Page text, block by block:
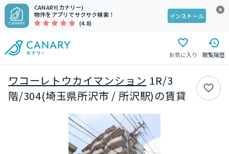
CANARY(カナリー)
物件をアプリでサクサク検索！
(4.8)
インストール
お気に入り 閲覧履歴
ワコーレトウカイマンション 1R/3
階/304(埼玉県所沢市 / 所沢駅)の賃貸